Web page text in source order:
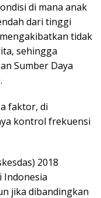
di mana anak
dari tinggi
tidak
sehingga
Sumber Daya
faktor, di
kontrol frekuensi
2018
Indonesia
jika dibandingkan